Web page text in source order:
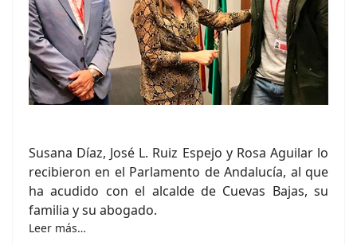
Susana Díaz, José L. Ruiz Espejo y Rosa Aguilar lo
recibieron en el Parlamento de Andalucía, al que
ha acudido con el alcalde de Cuevas Bajas, su
familia y su abogado.
Leer más…